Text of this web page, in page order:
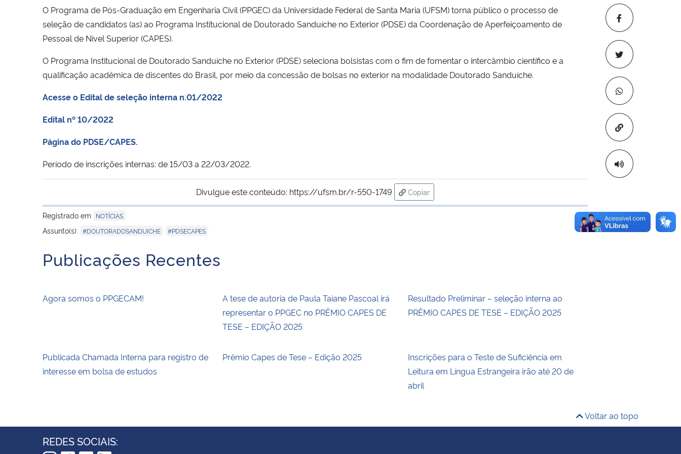
Copiar para
O Programa de Pós-Graduação em Engenharia Civil (PPGEC) da Universidade Federal de Santa Maria (UFSM) torna público o processo de
seleção de candidatos (as) ao Programa Institucional de Doutorado Sanduíche no Exterior (PDSE) da Coordenação de Aperfeiçoamento de
Pessoal de Nível Superior (CAPES).
O Programa Institucional de Doutorado Sanduíche no Exterior (PDSE) seleciona bolsistas com o fim de fomentar o intercâmbio científico e a
qualificação acadêmica de discentes do Brasil, por meio da concessão de bolsas no exterior na modalidade Doutorado Sanduíche.
Acesse o Edital de seleção interna n.01/2022
Edital nº 10/2022
Página do PDSE/CAPES.
Período de inscrições internas: de 15/03 a 22/03/2022.
Divulgue este conteúdo: https://ufsm.br/r-550-1749
Copiar
para área de transferência
Registrado em
NOTÍCIAS
Assunto(s): #DOUTORADOSANDUICHE #PDSECAPES
Publicações Recentes
Agora somos o PPGECAM!
A tese de autoria de Paula Taiane Pascoal irá
representar o PPGEC no PRÊMIO CAPES DE
TESE – EDIÇÃO 2025
Resultado Preliminar – seleção interna ao
PRÊMIO CAPES DE TESE – EDIÇÃO 2025
Publicada Chamada Interna para registro de
interesse em bolsa de estudos
Prêmio Capes de Tese – Edição 2025
Inscrições para o Teste de Suficiência em
Leitura em Língua Estrangeira irão até 20 de
abril
Voltar ao topo
REDES SOCIAIS: